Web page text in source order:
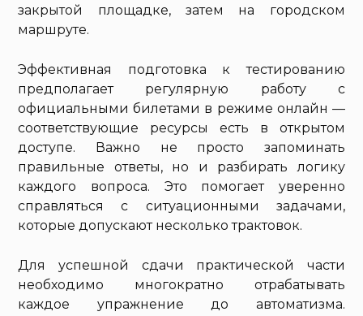
закрытой площадке, затем на городском
маршруте.
Эффективная подготовка к тестированию
предполагает регулярную работу с
официальными билетами в режиме онлайн —
соответствующие ресурсы есть в открытом
доступе. Важно не просто запоминать
правильные ответы, но и разбирать логику
каждого вопроса. Это помогает уверенно
справляться с ситуационными задачами,
которые допускают несколько трактовок.
Для успешной сдачи практической части
необходимо многократно отрабатывать
каждое упражнение до автоматизма.